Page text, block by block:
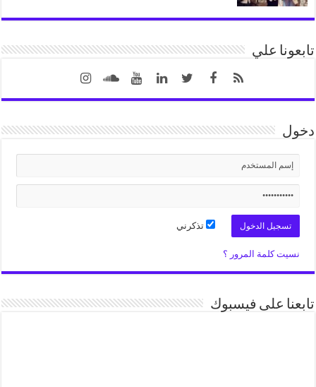
تابعونا علي
دخول
تذكرني
نسيت كلمة المرور ؟
تابعنا على فيسبوك